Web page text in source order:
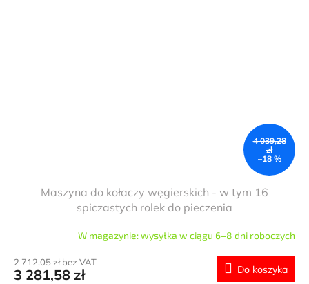
4 039,28
zł
–18 %
Maszyna do kołaczy węgierskich - w tym 16
spiczastych rolek do pieczenia
W magazynie: wysyłka w ciągu 6–8 dni roboczych
2 712,05 zł bez VAT
3 281,58 zł Do koszyka